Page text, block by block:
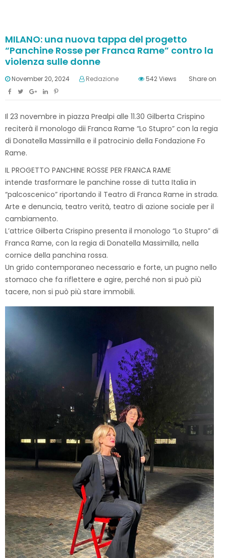
MILANO: una nuova tappa del progetto
“Panchine Rosse per Franca Rame” contro la
violenza sulle donne
November 20, 2024 Redazione 542Views Share on
Il 23 novembre in piazza Prealpi alle 11.30 Gilberta Crispino
reciterà il monologo dii Franca Rame “Lo Stupro” con la regia
di Donatella Massimilla e il patrocinio della Fondazione Fo
Rame.
IL PROGETTO PANCHINE ROSSE PER FRANCA RAME
intende trasformare le panchine rosse di tutta Italia in
“palcoscenico” riportando il Teatro di Franca Rame in strada.
Arte e denuncia, teatro verità, teatro di azione sociale per il
cambiamento.
L’attrice Gilberta Crispino presenta il monologo “Lo Stupro” di
Franca Rame, con la regia di Donatella Massimilla, nella
cornice della panchina rossa.
Un grido contemporaneo necessario e forte, un pugno nello
stomaco che fa riflettere e agire, perché non si può più
tacere, non si può più stare immobili.